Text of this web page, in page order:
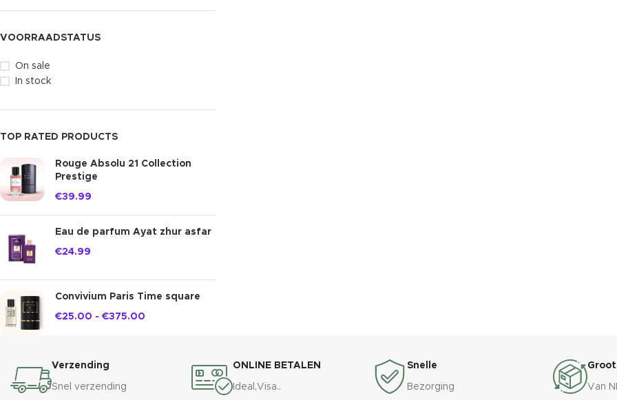
VOORRAADSTATUS
On sale
In stock
TOP RATED PRODUCTS
Rouge Absolu 21 Collection
Prestige
€39.99
Eau de parfum Ayat zhur asfar
€24.99
Convivium Paris Time square
€25.00 - €375.00
Verzending
Snel verzending
ONLINE BETALEN
Ideal,Visa..
Snelle
Bezorging Van